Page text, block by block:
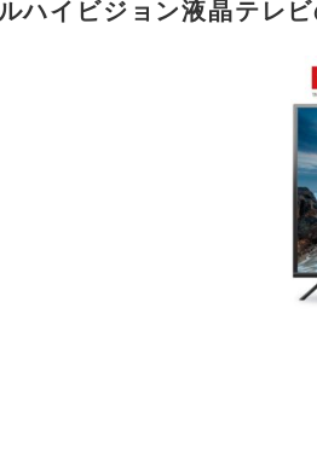
ハイビジョン液晶テレ